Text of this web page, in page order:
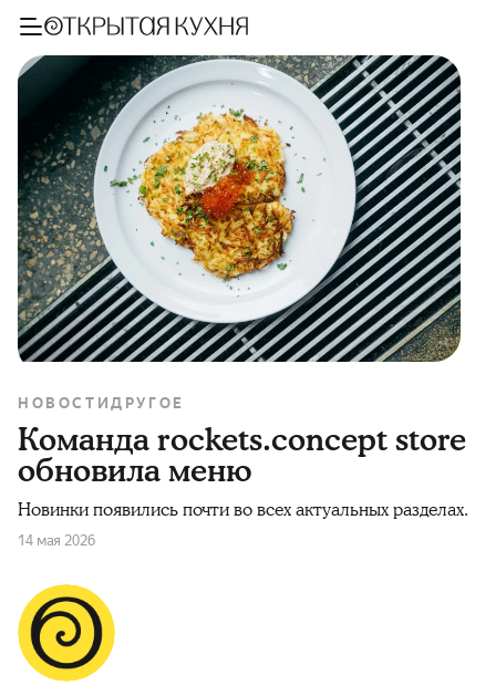
НОВОСТИДРУГОЕ
Команда rockets.concept store
обновила меню
Новинки появились почти во всех актуальных разделах.
14 мая 2026